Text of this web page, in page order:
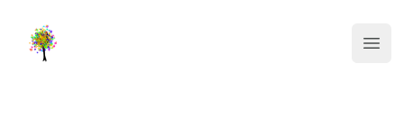
Kummer-Vanotti-Stiftung